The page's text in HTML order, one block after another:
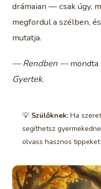
drámaian — csak úgy,
megfordul a szélben,
mutatja.
— Rendben —mondta
Gyertek.
💡 Szülőknek: Ha
segíthetsz
olvass hasznos